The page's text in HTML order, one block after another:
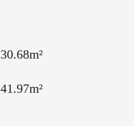
30.68m²
41.97m²